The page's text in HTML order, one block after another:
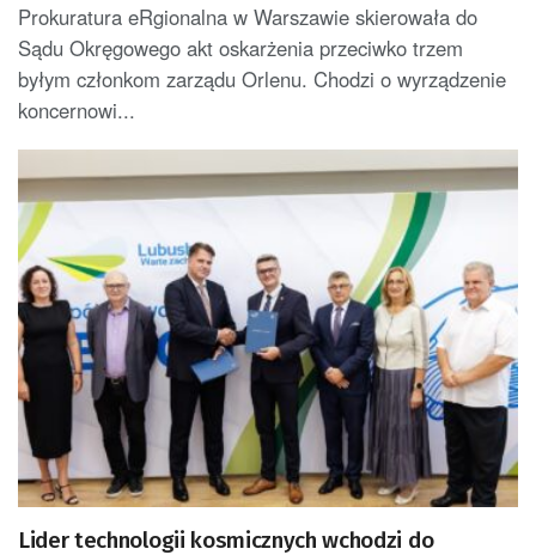
Prokuratura eRgionalna w Warszawie skierowała do
Sądu Okręgowego akt oskarżenia przeciwko trzem
byłym członkom zarządu Orlenu. Chodzi o wyrządzenie
koncernowi...
Lider technologii kosmicznych wchodzi do